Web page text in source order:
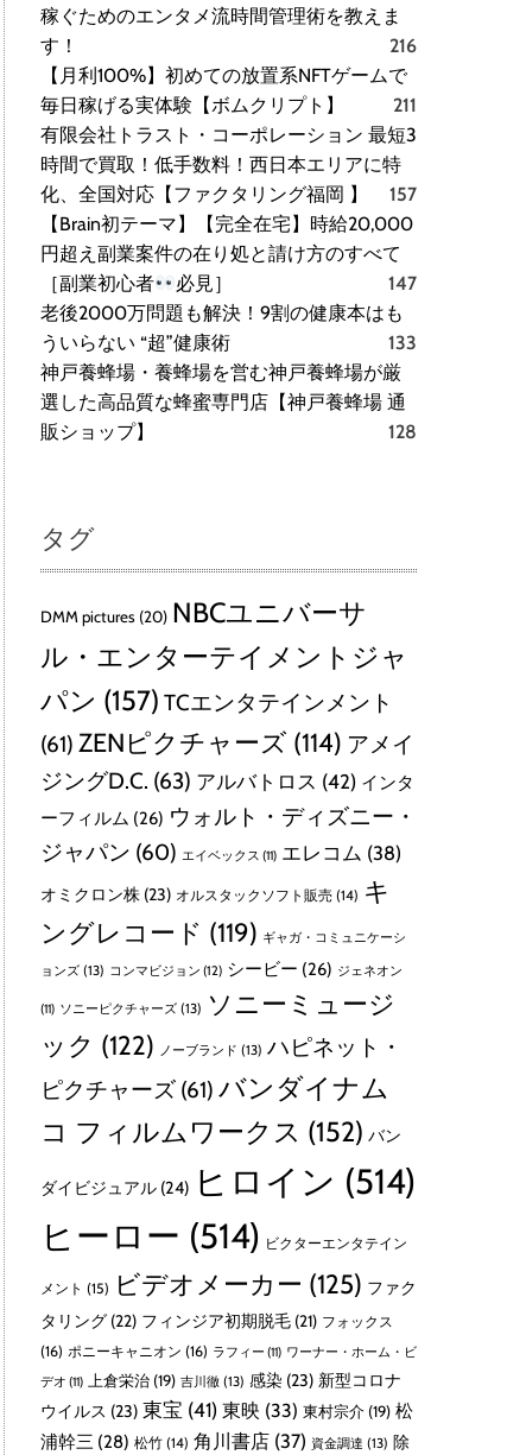
稼ぐためのエンタメ流時間管理術を教えま
す！
216
【月利100%】初めての放置系NFTゲームで
毎日稼げる実体験【ボムクリプト】
211
有限会社トラスト・コーポレーション 最短3
時間で買取！低手数料！西日本エリアに特
化、全国対応【ファクタリング福岡 】
157
【Brain初テーマ】【完全在宅】時給20,000
円超え副業案件の在り処と請け方のすべて
［副業初心者
必見］
147
老後2000万問題も解決！9割の健康本はも
ういらない “超”健康術
133
神戸養蜂場・養蜂場を営む神戸養蜂場が厳
選した高品質な蜂蜜専門店【神戸養蜂場 通
販ショップ】
128
タグ
DMM pictures (20) NBCユニバーサ
ル・エンターテイメントジャ
パン (157) TCエンタテインメント
(61) ZENピクチャーズ (114) アメイ
ジングD.C. (63) アルバトロス (42) インタ
ーフィルム (26) ウォルト・ディズニー・
ジャパン (60) エイベックス (11) エレコム (38)
オミクロン株 (23) オルスタックソフト販売 (14) キ
ングレコード (119) ギャガ・コミュニケーシ
ョンズ (13) コンマビジョン (12) シービー (26) ジェネオン
(11) ソニーピクチャーズ (13) ソニーミュージ
ック (122) ノーブランド (13) ハピネット・
ピクチャーズ (61) バンダイナム
コ フィルムワークス (152) バン
ダイビジュアル (24) ヒロイン (514)
ヒーロー (514) ビクターエンタテイン
メント (15) ビデオメーカー (125) ファク
タリング (22) フィンジア初期脱毛 (21) フォックス
(16) ポニーキャニオン (16) ラフィー (11) ワーナー・ホーム・ビ
デオ (11) 上倉栄治 (19) 吉川徹 (13) 感染 (23) 新型コロナ
ウイルス (23) 東宝 (41) 東映 (33) 東村宗介 (19) 松
浦幹三 (28) 松竹 (14) 角川書店 (37) 資金調達 (13) 除